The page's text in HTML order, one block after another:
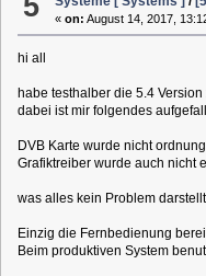
«on: August 14, 2017,
hi all
habe testhalber die 5.4
dabei ist mir folgendes
DVB Karte wurde nicht
Grafiktreiber wurde auch nicht
was alles kein Problem
Einzig die Fernbedienung
Beim produktiven System